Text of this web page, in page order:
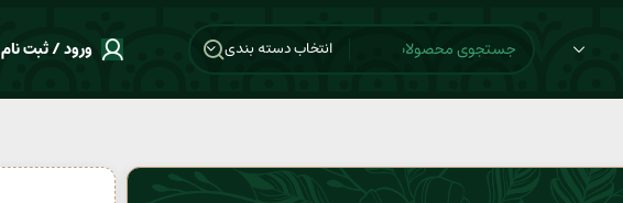
انتخاب دسته بندی ورود / ثبت نام